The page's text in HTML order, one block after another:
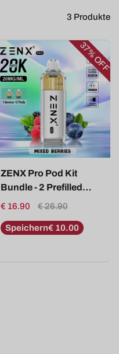
3 Produkte
37%
OFF
ZENX Pro Pod Kit
Bundle - 2 Prefilled
Pods (Nic 2%,
€ 16.90 € 26.90
Speichern€ 10.00